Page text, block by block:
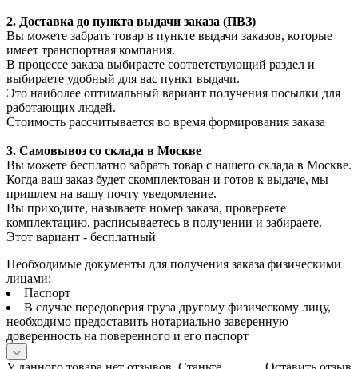
2. Доставка до пункта выдачи заказа (ПВЗ)
Вы можете забрать товар в пункте выдачи заказов, которые
имеет транспортная компания.
В процессе заказа выбираете соответствующий раздел и
выбираете удобный для вас пункт выдачи.
Это наиболее оптимальный вариант получения посылки для
работающих людей.
Стоимость рассчитывается во время формирования заказа
3. Самовывоз со склада в Москве
Вы можете бесплатно забрать товар с нашего склада в Москве.
Когда ваш заказ будет скомплектован и готов к выдаче, мы
пришлем на вашу почту уведомление.
Вы приходите, называете номер заказа, проверяете
комплектацию, расписываетесь в получении и забираете.
Этот вариант - бесплатный
Необходимые документы для получения заказа физическими
лицами:
Паспорт
В случае передоверия груза другому физическому лицу,
необходимо предоставить нотариально заверенную
доверенность на поверенного и его паспорт